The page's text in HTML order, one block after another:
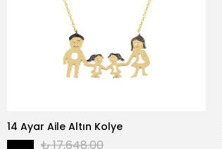
14 Ayar Aile Altın Kolye
₺ 17,648.00